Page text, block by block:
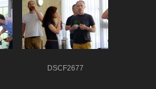
DSCF2677